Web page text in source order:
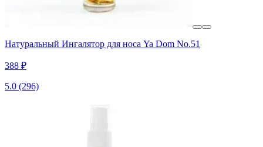
Натуральный Ингалятор для носа Ya Dom No.51
388 ₽
5.0 (296)